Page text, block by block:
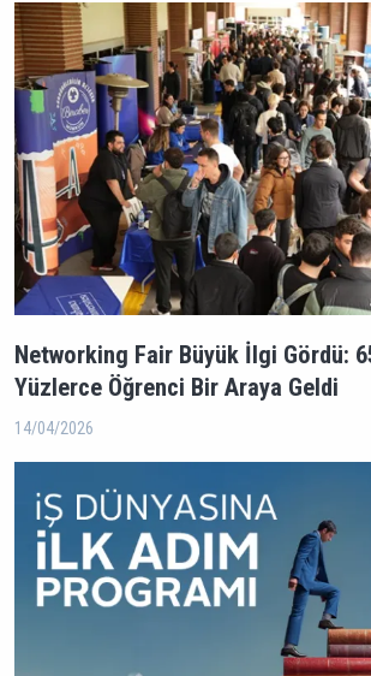
Networking Fair Büyük İlgi Gördü:
Yüzlerce Öğrenci Bir Araya Geldi
14/04/2026